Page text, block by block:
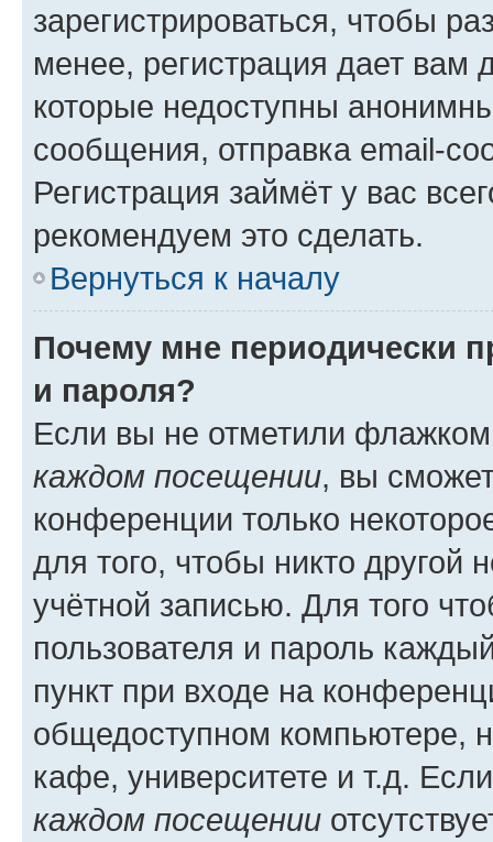
зарегистрироваться, чтобы
менее, регистрация дает вам
которые недоступны
сообщения, отправка email-
Регистрация займёт у вас
рекомендуем это сделать.
Вернуться к началу
Почему мне периодически
и пароля?
Если вы не отметили
каждом посещении, вы
конференции только
для того, чтобы никто другой
учётной записью. Для того
пользователя и пароль
пункт при входе на
общедоступном компьютере,
кафе, университете и т.д.
каждом посещении